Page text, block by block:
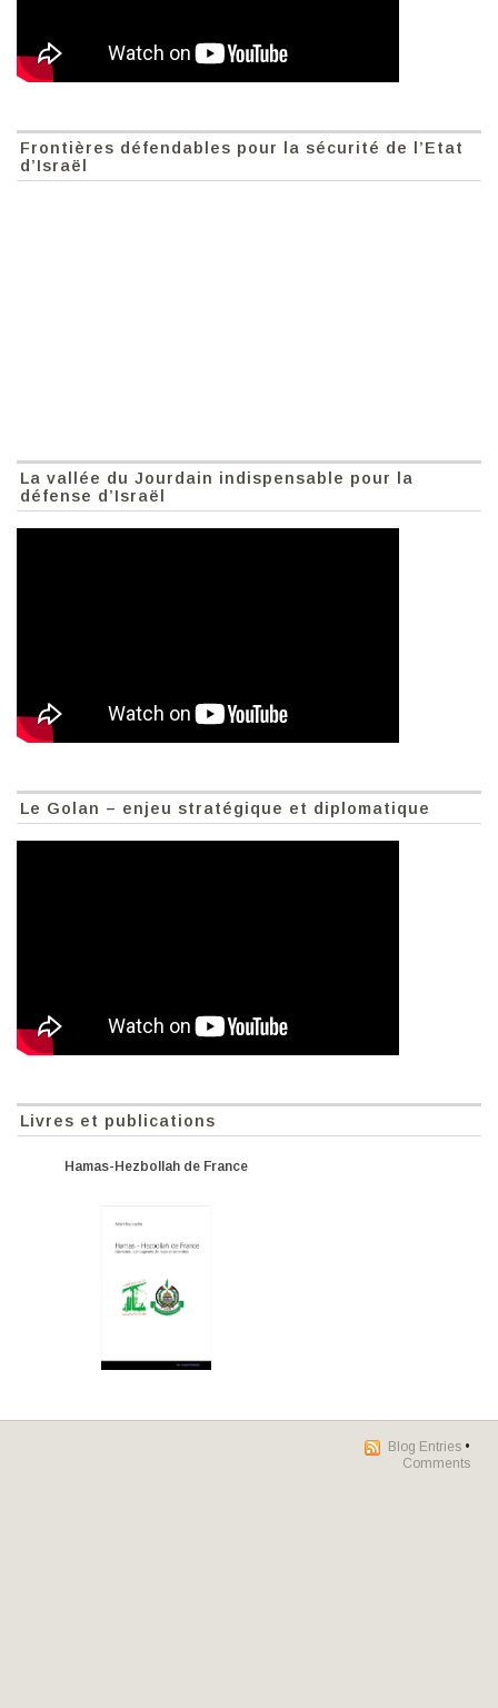
Frontières défendables pour la sécurité de l’Etat
d’Israël
La vallée du Jourdain indispensable pour la
défense d’Israël
Le Golan – enjeu stratégique et diplomatique
Livres et publications
Hamas-Hezbollah de France
Blog Entries •
Comments